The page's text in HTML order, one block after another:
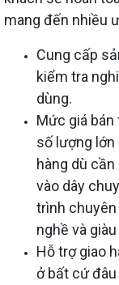
mang đến nhiều
Cung cấp
kiểm tra
dùng.
Mức giá
số lượng lớn
hàng dù
vào dây
trình chuyên
nghề và
Hỗ trợ giao
ở bất cứ